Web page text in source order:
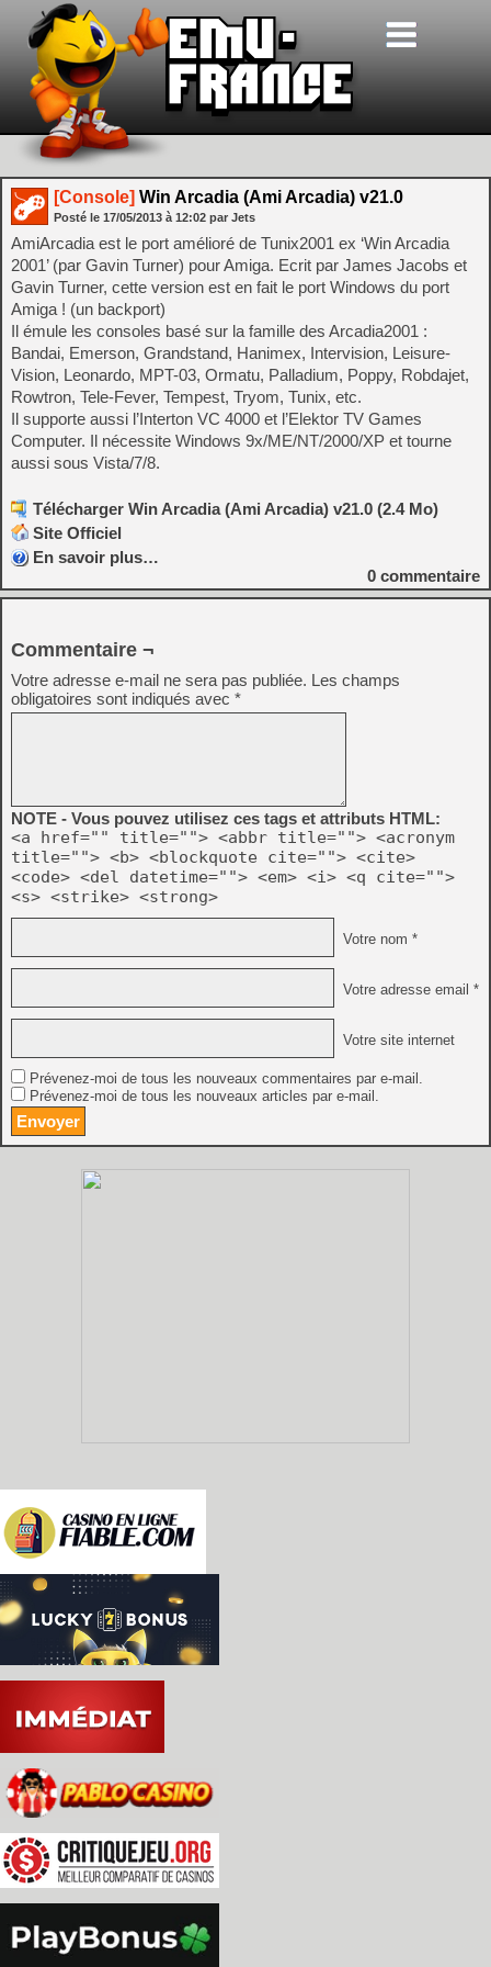
[Console] Win Arcadia (Ami Arcadia) v21.0
Posté le 17/05/2013 à 12:02 par Jets
AmiArcadia est le port amélioré de Tunix2001 ex ‘Win Arcadia
2001’ (par Gavin Turner) pour Amiga. Ecrit par James Jacobs et
Gavin Turner, cette version est en fait le port Windows du port
Amiga ! (un backport)
Il émule les consoles basé sur la famille des Arcadia2001 :
Bandai, Emerson, Grandstand, Hanimex, Intervision, Leisure-
Vision, Leonardo, MPT-03, Ormatu, Palladium, Poppy, Robdajet,
Rowtron, Tele-Fever, Tempest, Tryom, Tunix, etc.
Il supporte aussi l’Interton VC 4000 et l’Elektor TV Games
Computer. Il nécessite Windows 9x/ME/NT/2000/XP et tourne
aussi sous Vista/7/8.
Télécharger Win Arcadia (Ami Arcadia) v21.0 (2.4 Mo)
Site Officiel
En savoir plus…
0 commentaire
Commentaire ¬
Votre adresse e-mail ne sera pas publiée. Les champs
obligatoires sont indiqués avec *
NOTE - Vous pouvez utilisez ces tags et attributs HTML:
<a href="" title=""> <abbr title=""> <acronym
title=""> <b> <blockquote cite=""> <cite>
<code> <del datetime=""> <em> <i> <q cite="">
<s> <strike> <strong>
Votre nom *
Votre adresse email *
Votre site internet
Prévenez-moi de tous les nouveaux commentaires par e-mail.
Prévenez-moi de tous les nouveaux articles par e-mail.